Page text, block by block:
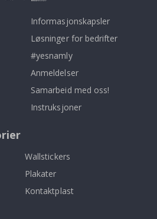
Informasjonskapsler
Løsninger for bedrifter
#yesnamly
Anmeldelser
Samarbeid med oss!
Instruksjoner
Wallstickers
Plakater
Kontaktplast